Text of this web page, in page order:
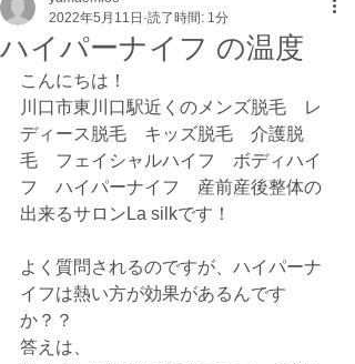
ハイパーナイフ の温度
2022年5月11日 読了時間: 1分
こんにちは！
川口市東川口駅近くのメンズ脱毛　レ
ディース脱毛　キッズ脱毛　介護脱
毛　フェイシャルハイフ　ボディハイ
フ　ハイパーナイフ　産前産後整体の
出来るサロンLa silkです！
よく質問されるのですが、ハイパーナ
イフは熱い方が効果があるんです
か？？
答えは、